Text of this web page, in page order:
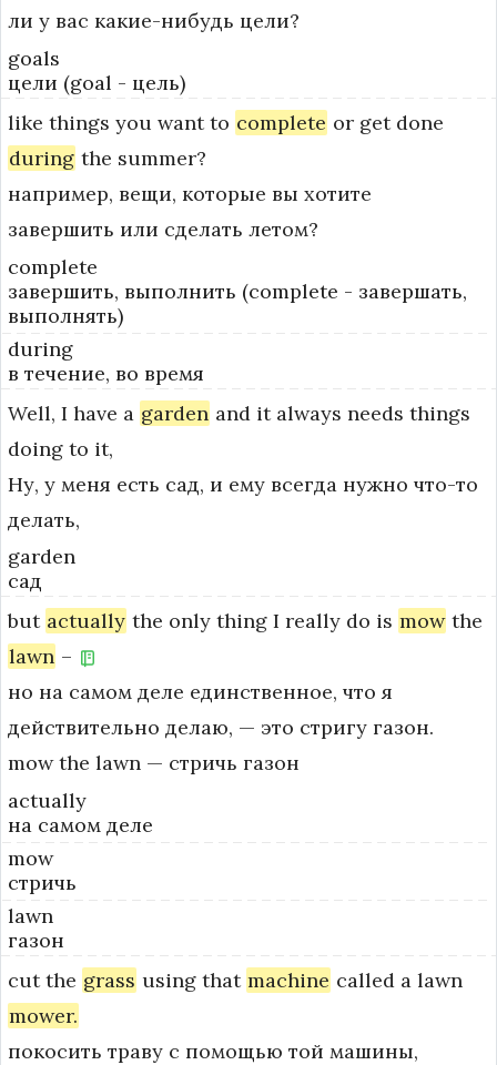
ли у вас какие-нибудь цели?
goals
цели (goal - цель)
like things you want to complete or get done
during the summer?
например, вещи, которые вы хотите
завершить или сделать летом?
complete
завершить, выполнить (complete - завершать,
выполнять)
during
в течение, во время
Well, I have a garden and it always needs things
doing to it,
Ну, у меня есть сад, и ему всегда нужно что-то
делать,
garden
сад
but actually the only thing I really do is mow the
lawn –
но на самом деле единственное, что я
действительно делаю, — это стригу газон.
mow the lawn — стричь газон
actually
на самом деле
mow
стричь
lawn
газон
cut the grass using that machine called a lawn
mower.
покосить траву с помощью той машины,